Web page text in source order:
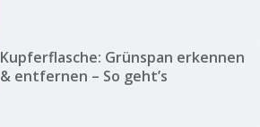
Kupferflasche: Grünspan erkennen
& entfernen – So geht’s